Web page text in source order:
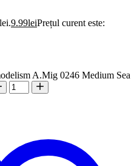
9.99leiPrețul curent este:
A.Mig 0246 Medium Sea